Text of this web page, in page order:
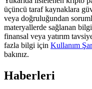
Kopya Tüccarı Olun
Kâr paylaşımı ve
üçüncü taraf kaynaklara
veya doğruluğundan
materyallerde sağlanan
finansal veya yatırım
fazla bilgi için Kullanım
bakınız.
Haberleri